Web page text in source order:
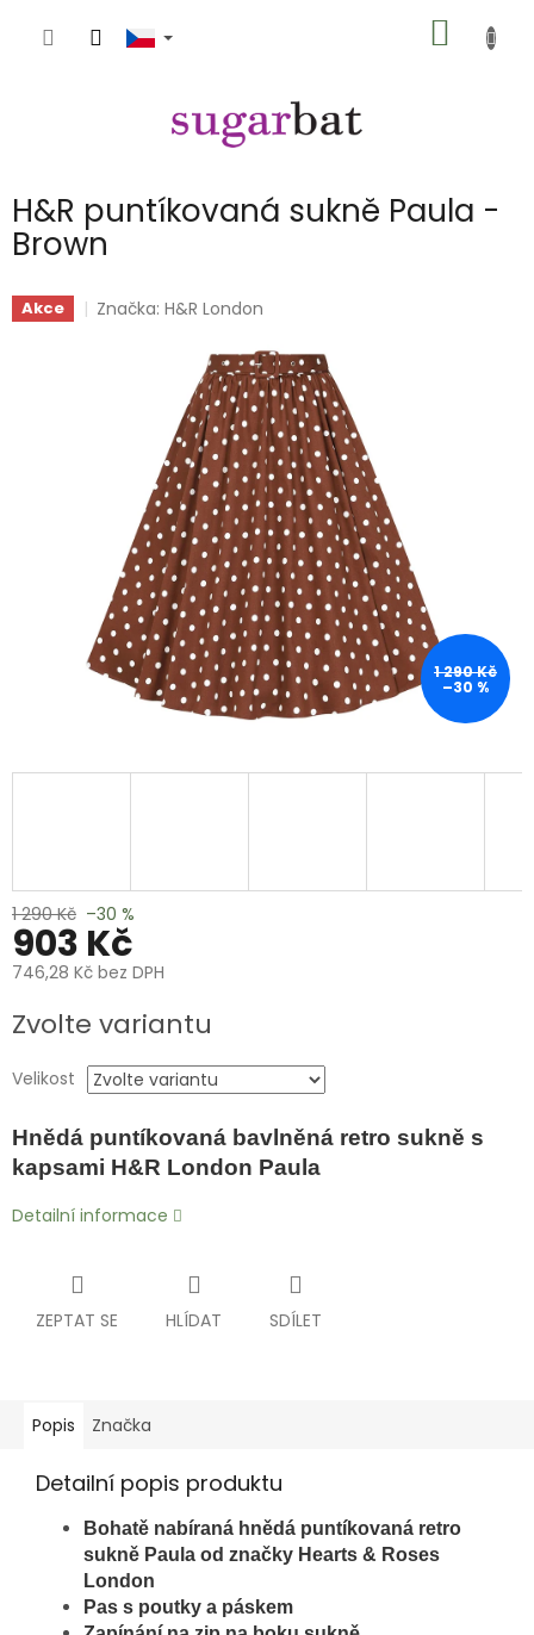
KOŠÍK
H&R puntíkovaná sukně Paula -
Brown
Akce Značka:H&R London
1 290 Kč
–30 %
1 290 Kč –30 %
903 Kč
746,28 Kč bez DPH
cena:
Zvolte variantu
Velikost
Hnědá puntíkovaná bavlněná retro sukně s
kapsami H&R London Paula
Detailní informace
ZEPTAT SE HLÍDAT SDÍLET
Popis Značka
Detailní popis produktu
Bohatě nabíraná hnědá puntíkovaná retro
sukně Paula od značky Hearts & Roses
London
Pas s poutky a páskem